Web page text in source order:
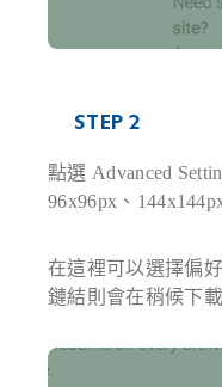
STEP 2
點選 Advanced
96x96px、
在這裡可以選擇偏
鏈結則會在稍候下